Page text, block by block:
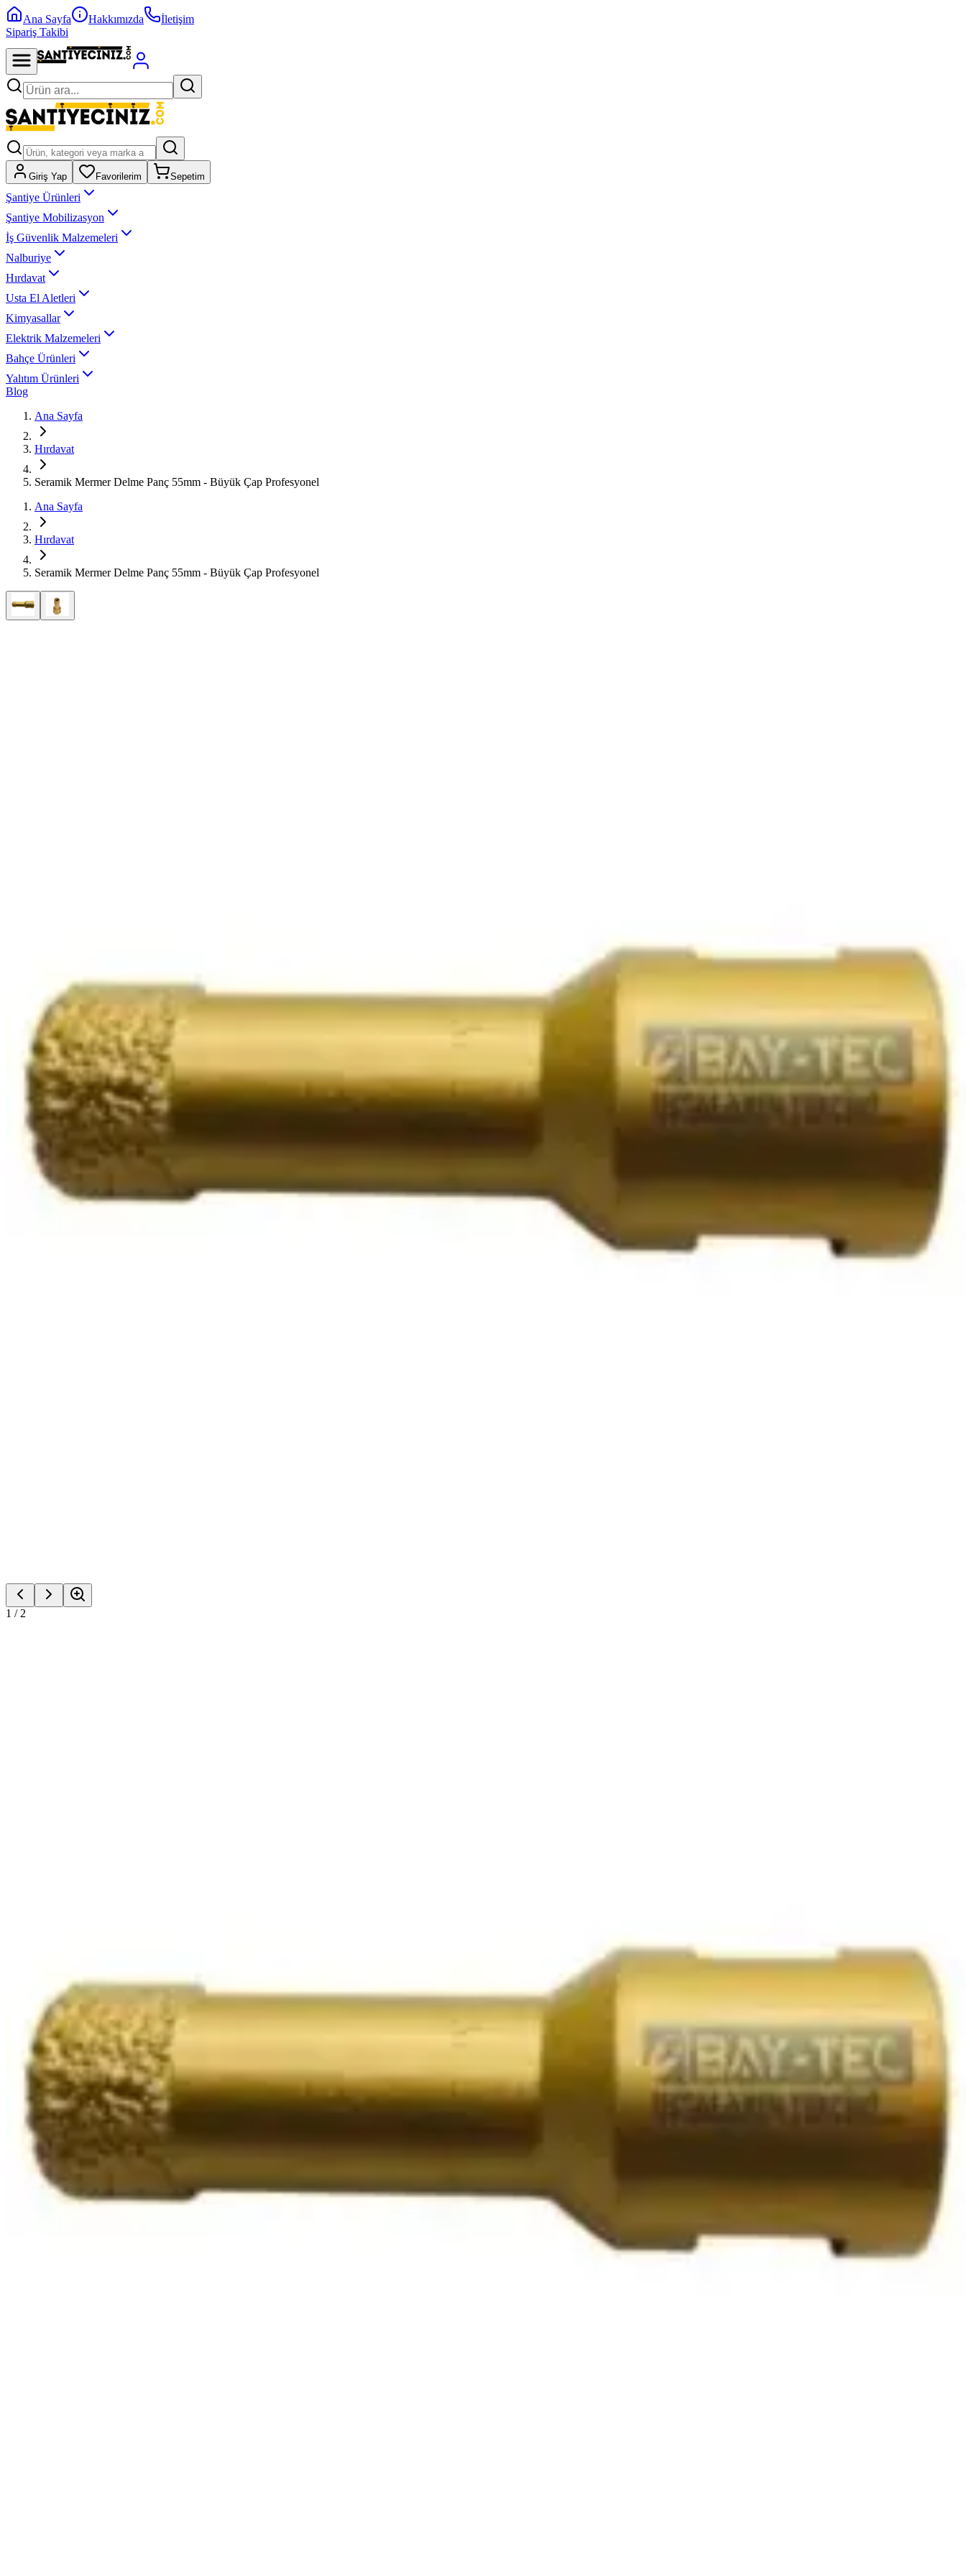
Ana Sayfa Hakkımızda
İletişim
Sipariş Takibi
Giriş Yap Favorilerim Sepetim
Şantiye Ürünleri
Şantiye Mobilizasyon
İş Güvenlik Malzemeleri
Nalburiye
Hırdavat
Usta El Aletleri
Kimyasallar
Elektrik Malzemeleri
Bahçe Ürünleri
Yalıtım Ürünleri
Blog
Ana Sayfa
Hırdavat
Seramik Mermer Delme Panç 55mm - Büyük Çap Profesyonel
Ana Sayfa
Hırdavat
Seramik Mermer Delme Panç 55mm - Büyük Çap Profesyonel
1 / 2